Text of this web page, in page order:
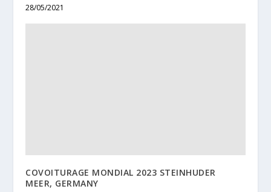
28/05/2021
COVOITURAGE MONDIAL 2023 STEINHUDER
MEER, GERMANY